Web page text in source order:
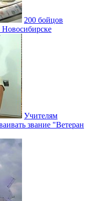
200 бойцов
Новосибирске
Учителям
звание "Ветеран